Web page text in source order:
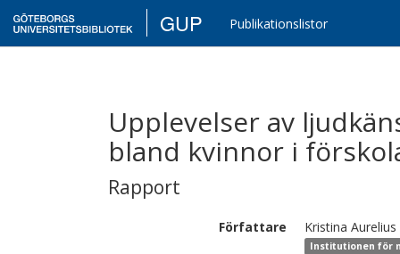
GUP Publikationslistor
Upplevelser av
bland kvinnor i
Rapport
Författare Kristina
Institutionen för